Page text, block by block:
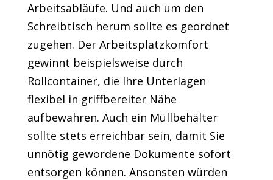
Arbeitsabläufe. Und auch um den
Schreibtisch herum sollte es geordnet
zugehen. Der Arbeitsplatzkomfort
gewinnt beispielsweise durch
Rollcontainer, die Ihre Unterlagen
flexibel in griffbereiter Nähe
aufbewahren. Auch ein Müllbehälter
sollte stets erreichbar sein, damit Sie
unnötig gewordene Dokumente sofort
entsorgen können. Ansonsten würden